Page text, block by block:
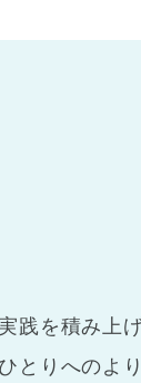
践を積み上
とりへのよ